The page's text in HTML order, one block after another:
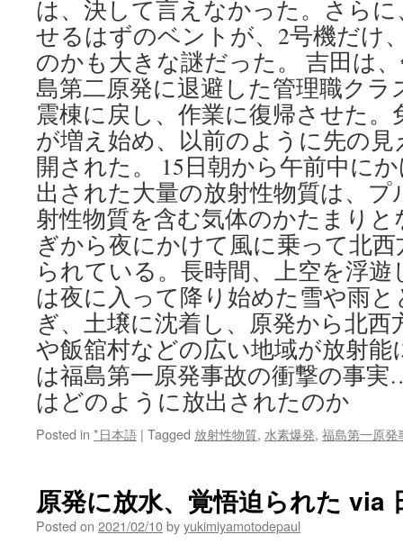
は、決して言えなかった。さら
せるはずのベントが、2号機だけ
のかも大きな謎だった。 吉田は
島第二原発に退避した管理職クラ
震棟に戻し、作業に復帰させた
が増え始め、以前のように先の
開された。 15日朝から午前中に
出された大量の放射性物質は、
射性物質を含む気体のかたまりと
ぎから夜にかけて風に乗って北
られている。長時間、上空を浮
は夜に入って降り始めた雪や雨
ぎ、土壌に沈着し、原発から北
や飯舘村などの広い地域が放射能
は福島第一原発事故の衝撃の事
はどのように放出されたのか
Posted in *日本語 | Tagged 放射性物質, 水素爆発, 福島第一原発
原発に放水、覚悟迫られた via
Posted on 2021/02/10byyukimiyamotodepaul